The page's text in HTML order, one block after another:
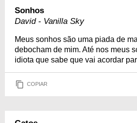
Sonhos
David - Vanilla Sky
Meus sonhos são uma piada de
debocham de mim. Até nos meus
idiota que sabe que vai acordar
COPIAR